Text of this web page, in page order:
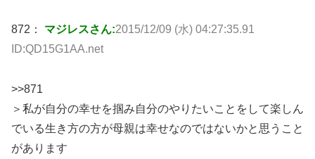
872： マジレスさん:2015/12/09 (水) 04:27:35.91
ID:QD15G1AA.net
>>871
＞私が自分の幸せを掴み自分のやりたいことをして楽しん
でいる生き方の方が母親は幸せなのではないかと思うこと
があります